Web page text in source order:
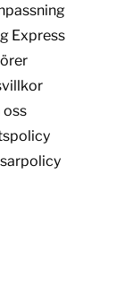
Express
oss